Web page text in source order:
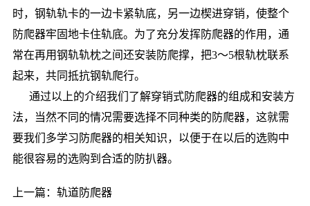
时，钢轨轨卡的一边卡紧轨底，另一边楔进穿销，使整个
防爬器牢固地卡住轨底。为了充分发挥防爬器的作用，通
常在再用钢轨轨枕之间还安装防爬撑，把3～5根轨枕联系
起来，共同抵抗钢轨爬行。
通过以上的介绍我们了解穿销式防爬器的组成和安装方
法，当然不同的情况需要选择不同种类的防爬器，这就需
要我们多学习防爬器的相关知识，以便于在以后的选购中
能很容易的选购到合适的防扒器。
上一篇： 轨道防爬器